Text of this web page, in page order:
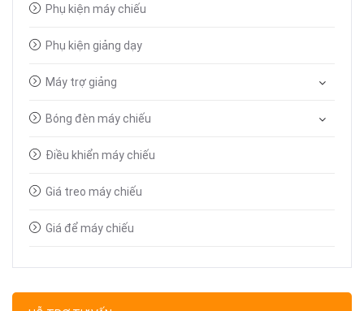
Phụ kiện máy chiếu
Phụ kiện giảng dạy
Máy trợ giảng
Bóng đèn máy chiếu
Điều khiển máy chiếu
Giá treo máy chiếu
Giá để máy chiếu
Bút trình chiếu